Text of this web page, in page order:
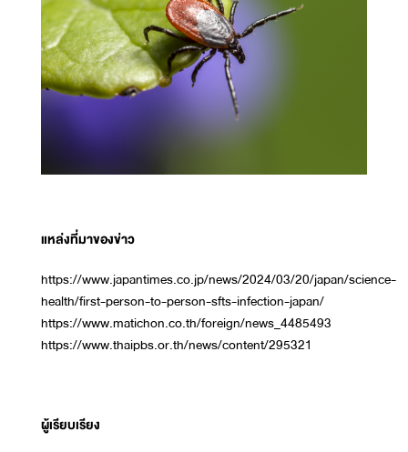
แหล่งที่มาของข่าว
https://www.japantimes.co.jp/news/2024/03/20/japan/science-
health/first-person-to-person-sfts-infection-japan/
https://www.matichon.co.th/foreign/news_4485493
https://www.thaipbs.or.th/news/content/295321
ผู้เรียบเรียง